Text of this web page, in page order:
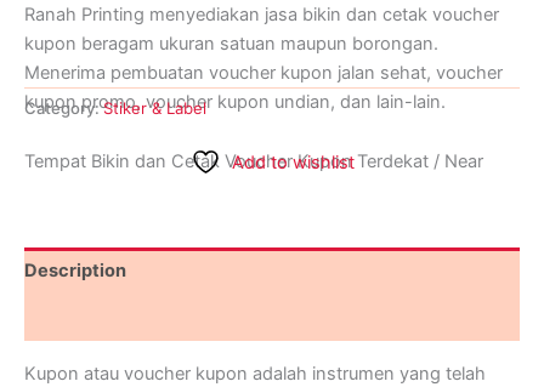
Ranah Printing menyediakan jasa bikin dan cetak voucher
kupon beragam ukuran satuan maupun borongan.
Menerima pembuatan voucher kupon jalan sehat, voucher
kupon promo, voucher kupon undian, dan lain-lain.
Tempat Bikin dan Cetak Voucher Kupon Terdekat / Near
Lanjut Hubungi Ranah Printing di Whatsapp (+62) 0812-
1616-9434.
Category:Stiker & Label
Add to wishlist
Description
Kupon atau voucher kupon adalah instrumen yang telah